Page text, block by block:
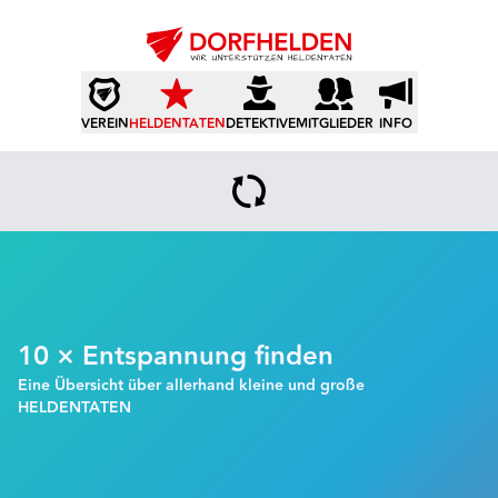
VEREINHELDENTATENDETEKTIVEMITGLIEDER INFO
10 × Entspannung finden
Eine Übersicht über allerhand kleine und große
HELDENTATEN